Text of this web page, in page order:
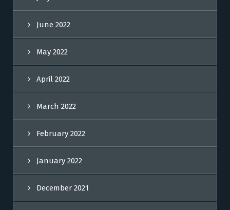
June 2022
May 2022
April 2022
March 2022
February 2022
January 2022
December 2021